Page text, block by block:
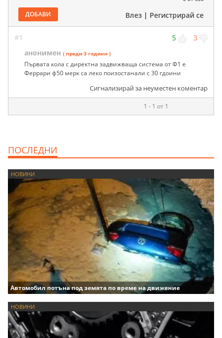
ДОБАВИ Влез | Регистрирай се
#1 5 3
анонимен ( преди 3 години )
Първата кола с директна задвижваща система от Ф1 е
Феррари ф50 мерк са леко поизостанали с 30 гдоини
Сигнализирай за неуместен коментар
1 - 1 от 1
ПОСЛЕДНИ
НОВИНИ
Автомобил потъна под земята по време на движение
НОВИНИ